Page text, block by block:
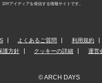
DIYアイディアを発信する情報サイトです。
よくあるご質問
利用規約
護方針
クッキーの詳細 運営
© ARCH DAYS